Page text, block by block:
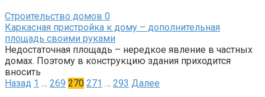
Строительство домов 0
Каркасная пристройка к дому – дополнительная
площадь своими руками
Недостаточная площадь – нередкое явление в частных
домах. Поэтому в конструкцию здания приходится
вносить
Пагинация
Назад 1 … 269 270 271 … 293 Далее